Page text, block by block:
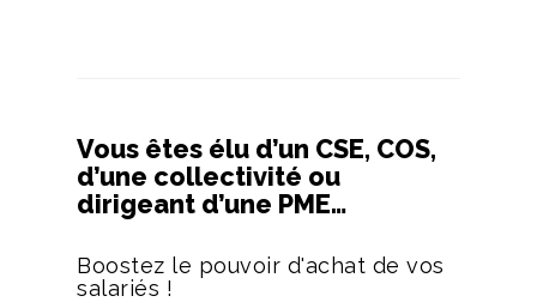
Vous êtes élu d’un CSE, COS,
d’une collectivité ou
dirigeant d’une PME…
Boostez le pouvoir d'achat de vos
salariés !